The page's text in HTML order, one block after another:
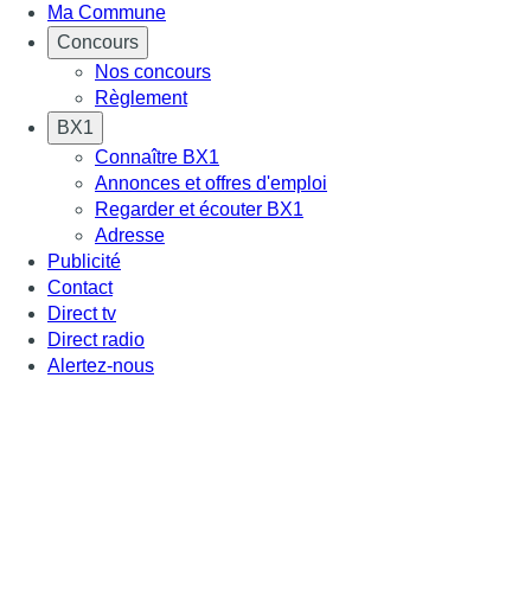
Ma Commune
Concours
Nos concours
Règlement
BX1
Connaître BX1
Annonces et offres d'emploi
Regarder et écouter BX1
Adresse
Publicité
Contact
Direct tv
Direct radio
Alertez-nous